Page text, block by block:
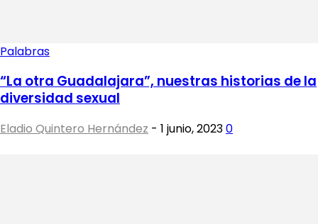
Palabras
“La otra Guadalajara”, nuestras historias de la
diversidad sexual
Eladio Quintero Hernández - 1 junio, 20230